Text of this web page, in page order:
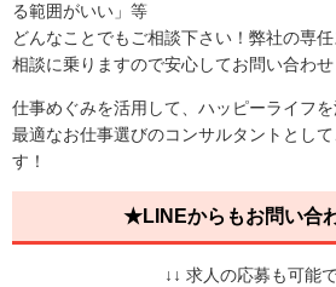
る範囲がいい」等
どんなことでもご相談下さい！弊社の専
相談に乗りますので安心してお問い合わ
仕事めぐみを活用して、ハッピーライフを
最適なお仕事選びのコンサルタントとし
す！
★LINEからもお問い合
↓↓ 求人の応募も可能